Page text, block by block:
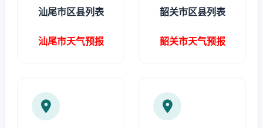
汕尾市区县列表
汕尾市天气预报
韶关市区县列表
韶关市天气预报